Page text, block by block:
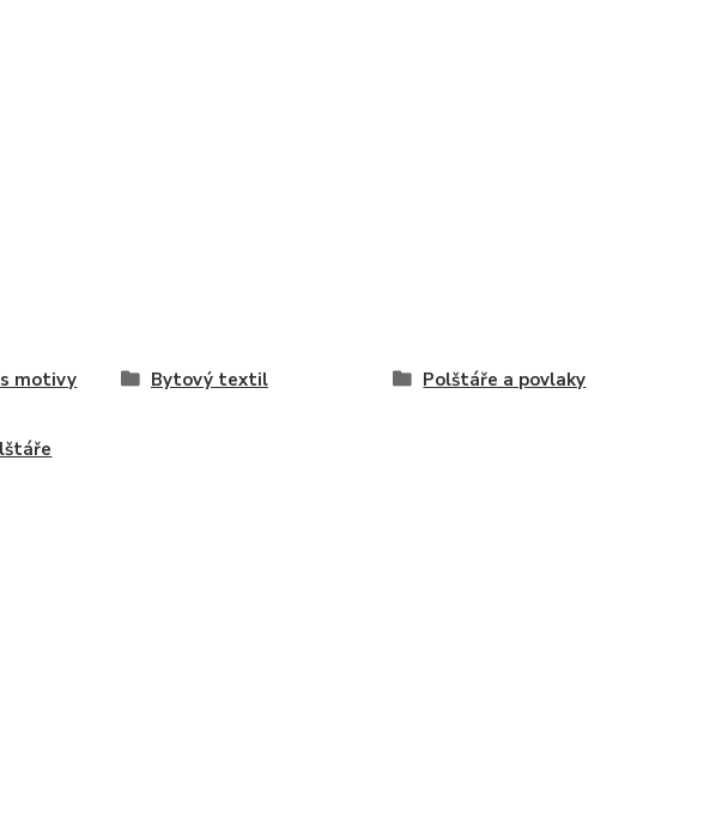
motivy
Bytový textil Polštáře a povlaky